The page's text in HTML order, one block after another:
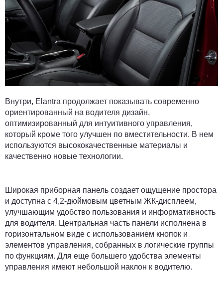
Внутри, Elantra продолжает показывать современно
ориентированный на водителя дизайн,
оптимизированный для интуитивного управления,
который кроме того улучшен по вместительности. В нем
используются высококачественные материалы и
качественно новые технологии.
Широкая приборная панель создает ощущение простора
и доступна с 4,2-дюймовым цветным ЖК-дисплеем,
улучшающим удобство пользования и информативность
для водителя. Центральная часть панели исполнена в
горизонтальном виде с использованием кнопок и
элементов управления, собранных в логические группы
по функциям. Для еще большего удобства элементы
управления имеют небольшой наклон к водителю.